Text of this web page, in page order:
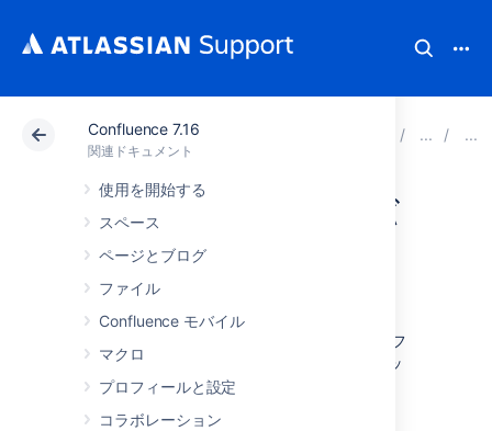
Confluence 7.16
関連ドキュメント
使用を開始する
スペース
ページとブログ
ファイル
Confluence モバイル
マクロ
プロフィールと設定
コラボレーション
アトラシアン サポート
サイトを手動でバ
ックアップする
Confluence では、毎日一定の時間にサイトのフ
ル エクスポートを実行し、データのバックアッ
プを自動で作成できます。
サイトのフル エクスポートを実行することで、